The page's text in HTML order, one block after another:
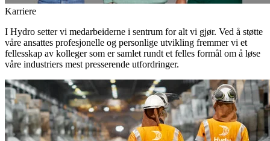
Karriere
I Hydro setter vi medarbeiderne i sentrum for alt vi gjør. Ved å støtte
våre ansattes profesjonelle og personlige utvikling fremmer vi et
fellesskap av kolleger som er samlet rundt et felles formål om å løse
våre industriers mest presserende utfordringer.